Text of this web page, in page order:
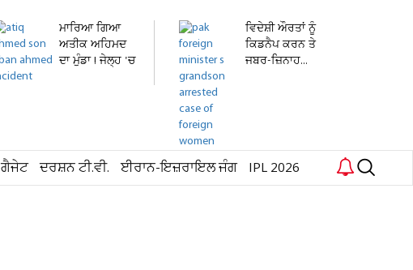
ਮਾਰਿਆ ਗਿਆ
ਅਤੀਕ ਅਹਿਮਦ
ਦਾ ਮੁੰਡਾ ! ਜੇਲ੍ਹ 'ਚ
ਵਿਦੇਸ਼ੀ ਔਰਤਾਂ ਨੂੰ
ਕਿਡਨੈਪ ਕਰਨ ਤੇ
ਜਬਰ-ਜ਼ਿਨਾਹ...
ਗੈਜੇਟ ਦਰਸ਼ਨ ਟੀ.ਵੀ. ਈਰਾਨ-ਇਜ਼ਰਾਇਲ ਜੰਗ IPL 2026